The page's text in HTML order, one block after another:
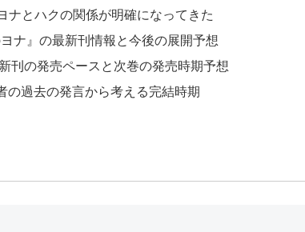
ナとハクの関係が明確になってきた
ナ』の最新刊情報と今後の展開予想
刊の発売ペースと次巻の発売時期予想
の過去の発言から考える完結時期